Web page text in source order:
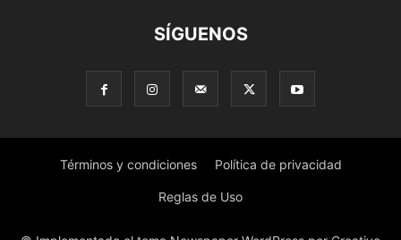
SÍGUENOS
Términos y condiciones Política de privacidad
Reglas de Uso